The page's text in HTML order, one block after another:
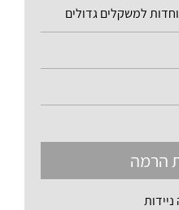
למשקלים גדולים
הרמה